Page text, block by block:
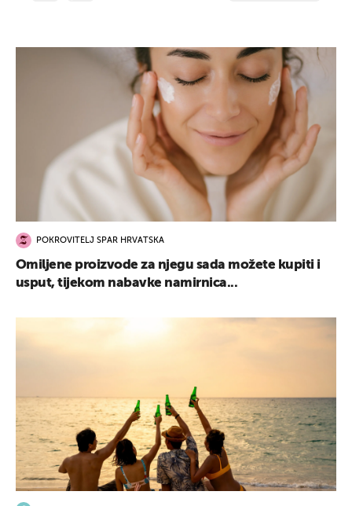
POKROVITELJ SPAR HRVATSKA
Omiljene proizvode za njegu sada možete kupiti i
usput, tijekom nabavke namirnica...